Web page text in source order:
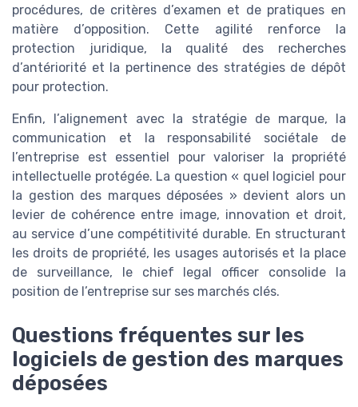
procédures, de critères d’examen et de pratiques en
matière d’opposition. Cette agilité renforce la
protection juridique, la qualité des recherches
d’antériorité et la pertinence des stratégies de dépôt
pour protection.
Enfin, l’alignement avec la stratégie de marque, la
communication et la responsabilité sociétale de
l’entreprise est essentiel pour valoriser la propriété
intellectuelle protégée. La question « quel logiciel pour
la gestion des marques déposées » devient alors un
levier de cohérence entre image, innovation et droit,
au service d’une compétitivité durable. En structurant
les droits de propriété, les usages autorisés et la place
de surveillance, le chief legal officer consolide la
position de l’entreprise sur ses marchés clés.
Questions fréquentes sur les
logiciels de gestion des marques
déposées